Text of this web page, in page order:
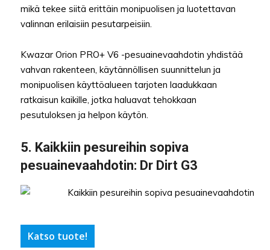
mikä tekee siitä erittäin monipuolisen ja luotettavan
valinnan erilaisiin pesutarpeisiin.
Kwazar Orion PRO+ V6 -pesuainevaahdotin yhdistää
vahvan rakenteen, käytännöllisen suunnittelun ja
monipuolisen käyttöalueen tarjoten laadukkaan
ratkaisun kaikille, jotka haluavat tehokkaan
pesutuloksen ja helpon käytön.
5. Kaikkiin pesureihin sopiva
pesuainevaahdotin: Dr Dirt G3
Katso tuote!